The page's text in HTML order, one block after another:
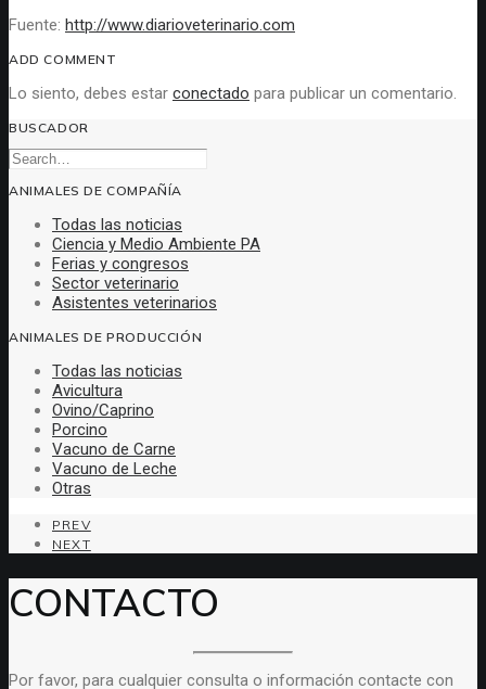
Fuente: http://www.diarioveterinario.com
ADD COMMENT
Lo siento, debes estar conectado para publicar un comentario.
BUSCADOR
ANIMALES DE COMPAÑÍA
Todas las noticias
Ciencia y Medio Ambiente PA
Ferias y congresos
Sector veterinario
Asistentes veterinarios
ANIMALES DE PRODUCCIÓN
Todas las noticias
Avicultura
Ovino/Caprino
Porcino
Vacuno de Carne
Vacuno de Leche
Otras
PREV
NEXT
CONTACTO
Por favor, para cualquier consulta o información contacte con